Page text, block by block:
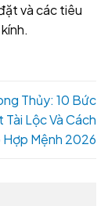
và các tiêu
Thủy: 10 Bức
Tài Lộc Và Cách
Hợp Mệnh 2026